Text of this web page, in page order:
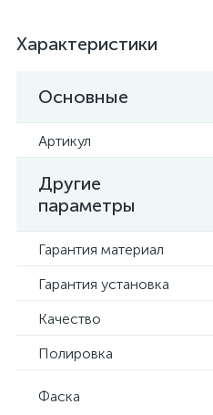
Характеристики
Основные
Артикул
Другие
параметры
Гарантия материал
Гарантия установка
Качество
Полировка
Фаска